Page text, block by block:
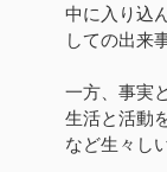
中に入り込
しての出来
一方、事実
生活と活動
など生々し